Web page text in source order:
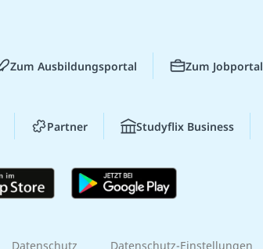
Zum Ausbildungsportal Zum Jobportal
Partner Studyflix Business
Datenschutz Datenschutz-Einstellungen